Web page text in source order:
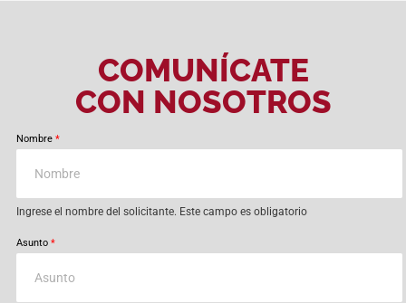
COMUNÍCATE
CON NOSOTROS
Nombre *
Ingrese el nombre del solicitante. Este campo es obligatorio
Asunto *